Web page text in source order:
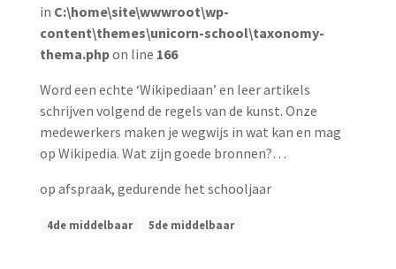
in C:\home\site\wwwroot\wp-
content\themes\unicorn-school\taxonomy-
thema.phpon line 166
Word een echte ‘Wikipediaan’ en leer artikels
schrijven volgend de regels van de kunst. Onze
medewerkers maken je wegwijs in wat kan en mag
op Wikipedia. Wat zijn goede bronnen?…
op afspraak, gedurende het schooljaar
4de middelbaar 5de middelbaar